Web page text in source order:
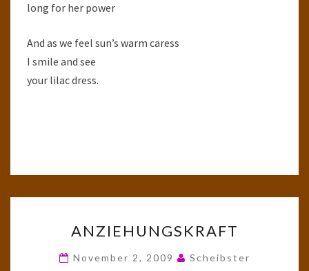
long for her power
And as we feel sun’s warm caress
I smile and see
your lilac dress.
ANZIEHUNGSKRAFT
November 2, 2009 Scheibster